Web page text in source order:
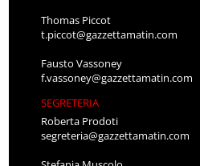
Thomas Piccot
t.piccot@gazzettamatin.com
Fausto Vassoney
f.vassoney@gazzettamatin.com
SEGRETERIA
Roberta Prodoti
segreteria@gazzettamatin.com